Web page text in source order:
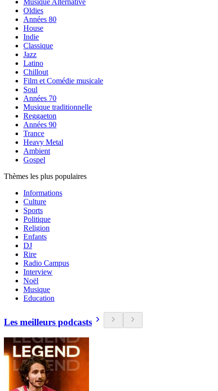
Musique Alternative
Oldies
Années 80
House
Indie
Classique
Jazz
Latino
Chillout
Film et Comédie musicale
Soul
Années 70
Musique traditionnelle
Reggaeton
Années 90
Trance
Heavy Metal
Ambient
Gospel
Thèmes les plus populaires
Informations
Culture
Sports
Politique
Religion
Enfants
DJ
Rire
Radio Campus
Interview
Noël
Musique
Education
Les meilleurs podcasts